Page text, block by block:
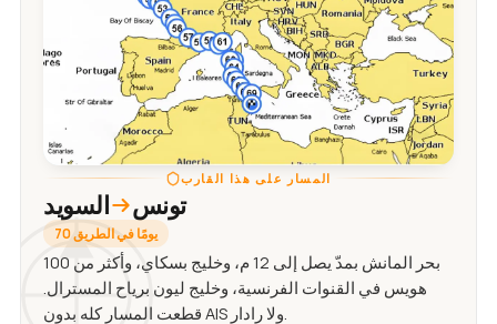
المسار على هذا القارب
السويد تونس
70 يومًا في الطريق
بحر المانش بمدّ يصل إلى 12 م، وخليج بسكاي، وأكثر من 100
هويس في القنوات الفرنسية، وخليج ليون برياح المسترال.